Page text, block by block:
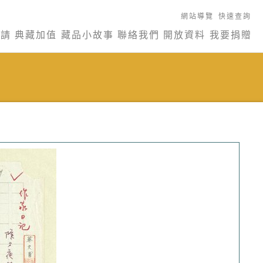
網站導覽 快速查詢
典藏加值 藏品小故事 聯絡我們 開放資料 我要捐贈